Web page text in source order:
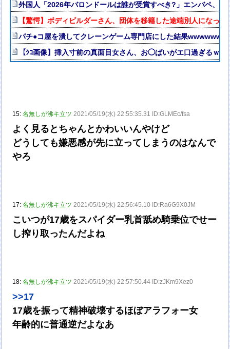
外国人「2026年バロンドールは誰が受賞すべき?」エンバペ、
【驚愕】ボディビルダーさん、団体を移籍した途端別人になって
パチ●コ屋を潰してクレーンゲーム専門店にした結果
【ｼｺ画像】挿入寸前の真面目女さん、お◯ぱいがエ口過ぎるｗ
15:名無しが沸キ立ツ 2021/05/19(水) 22:55:35.31 ID:GLMEc/fsa
よく見るとちゃんとかわいいんやけど
どうしても嫌悪感が先に立ってしまうのはなんで
やろ
17:名無しが沸キ立ツ 2021/05/19(水) 22:56:45.10 ID:Ra6G9X0JM
こいつが17歳をスパイダー乳首舐め騎乗位でせー
し搾り取ったんだよね
18:名無しが沸キ立ツ 2021/05/19(水) 22:57:50.44 ID:zJKm9Xez0
>>17
17歳を振って精神破壊するほぼアラフォー女
年齢的に普通逆だよなあ